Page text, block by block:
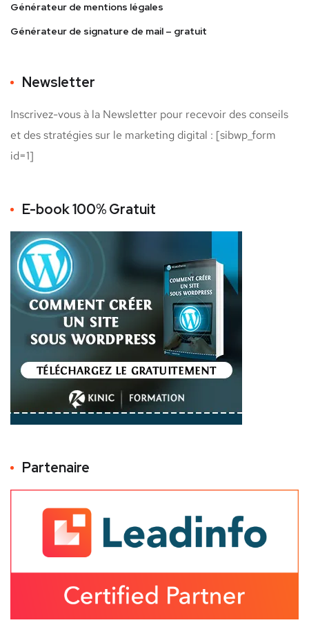
Générateur de mentions légales
Générateur de signature de mail – gratuit
Newsletter
Inscrivez-vous à la Newsletter pour recevoir des conseils
et des stratégies sur le marketing digital : [sibwp_form
id=1]
E-book 100% Gratuit
Partenaire